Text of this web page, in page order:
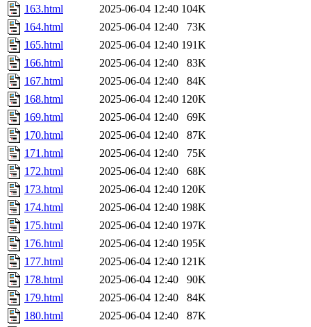
163.html
2025-06-04 12:40 104K
164.html
2025-06-04 12:40
73K
165.html
2025-06-04 12:40 191K
166.html
2025-06-04 12:40
83K
167.html
2025-06-04 12:40
84K
168.html
2025-06-04 12:40 120K
169.html
2025-06-04 12:40
69K
170.html
2025-06-04 12:40
87K
171.html
2025-06-04 12:40
75K
172.html
2025-06-04 12:40
68K
173.html
2025-06-04 12:40 120K
174.html
2025-06-04 12:40 198K
175.html
2025-06-04 12:40 197K
176.html
2025-06-04 12:40 195K
177.html
2025-06-04 12:40 121K
178.html
2025-06-04 12:40
90K
179.html
2025-06-04 12:40
84K
180.html
2025-06-04 12:40
87K